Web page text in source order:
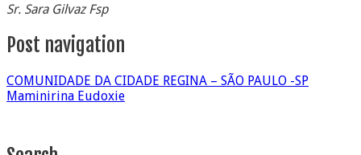
Sr. Sara Gilvaz Fsp
Post navigation
COMUNIDADE DA CIDADE REGINA – SÃO PAULO -SP
Maminirina Eudoxie